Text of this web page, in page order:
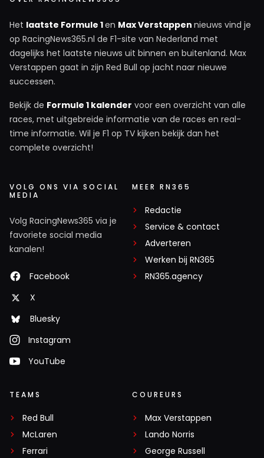
Het laatste Formule 1en Max Verstappen nieuws vind je
op RacingNews365.nl de F1-site van Nederland met
dagelijks het laatste nieuws uit binnen en buitenland. Max
Verstappen gaat in zijn Red Bull op jacht naar nieuwe
successen.
Bekijk de Formule 1 kalender voor een overzicht van alle
races, met uitgebreide informatie van de races en real-
time informatie. Wil je F1 op TV kijken bekijk dan het
complete overzicht!
VOLG ONS VIA SOCIAL
MEDIA
Volg RacingNews365 via je
favoriete social media
kanalen!
Facebook
X
Bluesky
Instagram
YouTube
MEER RN365
Redactie
Service & contact
Adverteren
Werken bij RN365
RN365.agency
TEAMS
Red Bull
McLaren
Ferrari
COUREURS
Max Verstappen
Lando Norris
George Russell